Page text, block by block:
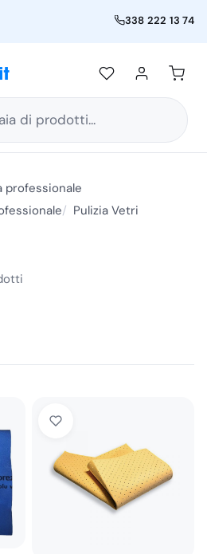
338 222 13 74
di prodotti...
professionale
Pulizia Vetri